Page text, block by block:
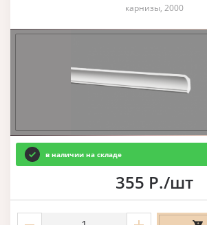
карнизы, 2000
в наличии на складе
355 Р./шт